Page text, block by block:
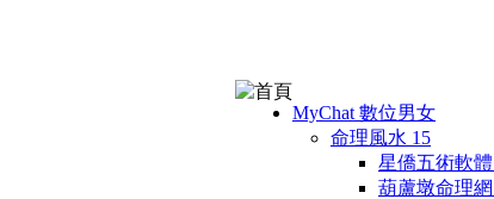
MyChat 數位男女
命理風水 15
星僑五術軟體
葫蘆墩命理網